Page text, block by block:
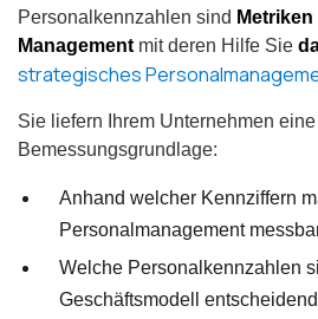
Personalkennzahlen sind
Management mit deren Hilfe Sie
strategisches
Sie liefern Ihrem Unternehmen eine
Bemessungsgrundlage:
Anhand welcher Kennziffern
Personalmanagement
Welche Personalkennzahlen
Geschäftsmodell